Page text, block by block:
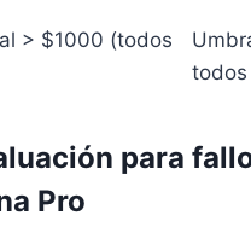
> $1000 (todos
todos
para
Pro